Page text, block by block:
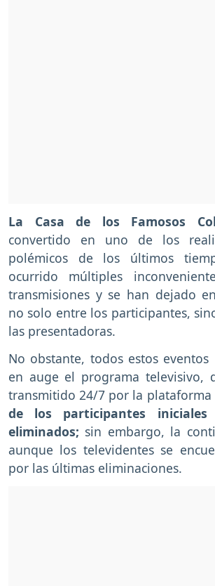
La Casa de los Famosos
convertido en uno de los
polémicos de los últimos
ocurrido múltiples
transmisiones y se han dejado
no solo entre los participantes,
las presentadoras.
No obstante, todos estos
en auge el programa televisivo,
transmitido 24/7 por la plataforma
de los participantes
eliminados; sin embargo, la
aunque los televidentes se
por las últimas eliminaciones.